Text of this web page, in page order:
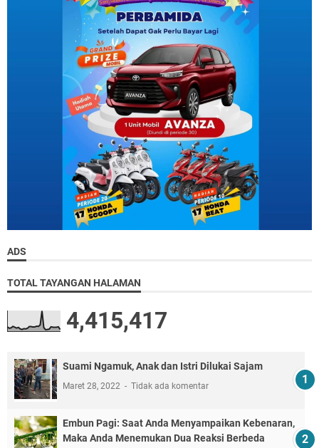
ADS
TOTAL TAYANGAN HALAMAN
4,415,417
Suami Ngamuk, Anak dan Istri Dilukai Sajam
Maret 28, 2022 Tidak ada komentar
Embun Pagi: Saat Anda Menyampaikan Kebenaran,
Maka Anda Menemukan Dua Reaksi Berbeda